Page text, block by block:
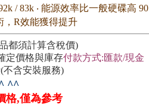
/ 83k ‧ 能源效率比一般硬碟高 90
，R效能獲得提升
都須計算含稅價)
定價格與庫存付款方式:匯款/現金
不含安裝服務)
^^
格,僅為參考